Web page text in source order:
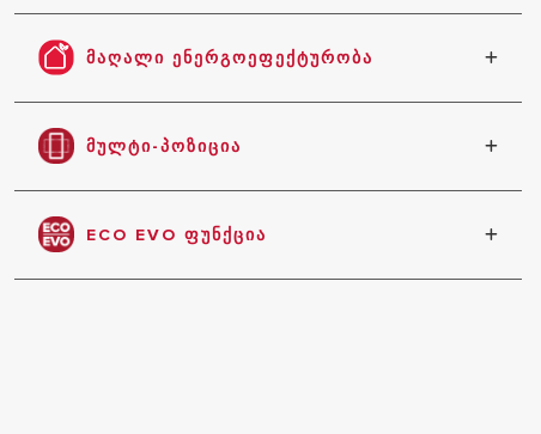
ᲧᲕᲔᲚᲐ
მიუთითებს როდის არის საკმარისი ცხელი
წყალი შხაპისთვის
ᲛᲐᲦᲐᲚᲘ ᲔᲜᲔᲠᲒᲝᲔᲤᲔᲥᲢᲣᲠᲝᲑᲐ
მაღალი ენერგოეფექტურობა, ენერგიის
მოხმარებისა და გარემოს დაბინძურების
დაბალი დონე.
ᲛᲣᲚᲢᲘ-ᲞᲝᲖᲘᲪᲘᲐ
წყლის გამაცხელებლის დაყენება შეიძლება
იყოს ვერტიკალური ან ჰორიზონტალური
ECO EVO ᲤᲣᲜᲥᲪᲘᲐ
ენერგიის დაზოგვა 14%-მდე